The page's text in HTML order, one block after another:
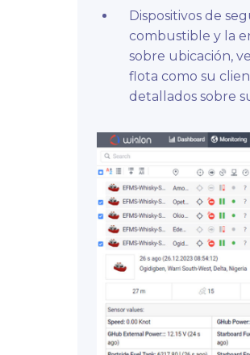
Dispositivos de
combustible y la
sobre ubicación,
flota como su
detallados sobre